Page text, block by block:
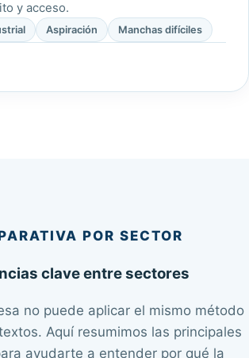
y acceso.
Aspiración Manchas difíciles
POR SECTOR
clave entre sectores
no puede aplicar el mismo método
Aquí resumimos las principales
ayudarte a entender por qué la